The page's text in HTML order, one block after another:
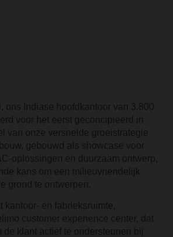
ons Indiase hoofdkantoor van 3.800
voor het eerst geconcipieerd in
van onze versnelde groeistrategie
gebouwd als showcase voor
oplossingen en duurzaam ontwerp,
kans om een milieuvriendelijk
grond te ontwerpen.
kantoor- en fabrieksruimte,
customer experience center, dat
klant actief te ondersteunen bij